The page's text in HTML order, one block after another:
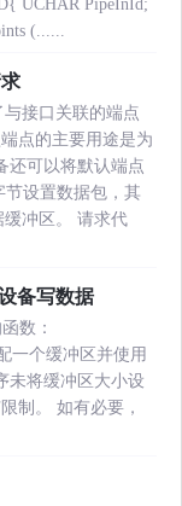
UCHAR PipeInId;
(......
接口关联的端点
点的主要用途是为
还可以将默认端点
设置数据包，其
冲区。 请求代
备写数据
数：
一个缓冲区并使用
未将缓冲区大小设
制。 如有必要，